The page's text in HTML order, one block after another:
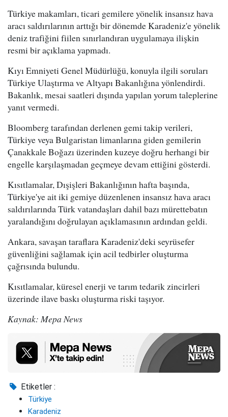
Türkiye makamları, ticari gemilere yönelik insansız hava
aracı saldırılarının arttığı bir dönemde Karadeniz'e yönelik
deniz trafiğini fiilen sınırlandıran uygulamaya ilişkin
resmi bir açıklama yapmadı.
Kıyı Emniyeti Genel Müdürlüğü, konuyla ilgili soruları
Türkiye Ulaştırma ve Altyapı Bakanlığına yönlendirdi.
Bakanlık, mesai saatleri dışında yapılan yorum taleplerine
yanıt vermedi.
Bloomberg tarafından derlenen gemi takip verileri,
Türkiye veya Bulgaristan limanlarına giden gemilerin
Çanakkale Boğazı üzerinden kuzeye doğru herhangi bir
engelle karşılaşmadan geçmeye devam ettiğini gösterdi.
Kısıtlamalar, Dışişleri Bakanlığının hafta başında,
Türkiye'ye ait iki gemiye düzenlenen insansız hava aracı
saldırılarında Türk vatandaşları dahil bazı mürettebatın
yaralandığını doğrulayan açıklamasının ardından geldi.
Ankara, savaşan taraflara Karadeniz'deki seyrüsefer
güvenliğini sağlamak için acil tedbirler oluşturma
çağrısında bulundu.
Kısıtlamalar, küresel enerji ve tarım tedarik zincirleri
üzerinde ilave baskı oluşturma riski taşıyor.
Kaynak: Mepa News
Etiketler :
Türkiye
Karadeniz